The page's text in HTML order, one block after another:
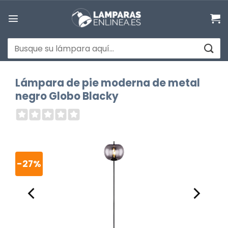
Buscar
por:
Lámpara de pie moderna de metal
negro Globo Blacky
-27%